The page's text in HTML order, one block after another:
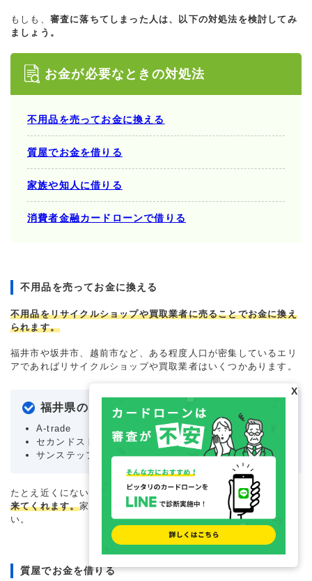
もしも、 審査に落ちてしまった人は、以下の対処法を検討してみ
ましょう。
お金が必要なときの対処法
不用品を売ってお金に換える
質屋でお金を借りる
家族や知人に借りる
消費者金融カードローンで借りる
不用品を売ってお金に換える
不用品をリサイクルショップや買取業者に売ることでお金に換え
られます。
福井市や坂井市、越前市など、ある程度人口が密集しているエリ
アであればリサイクルショップや買取業者はいくつかあります。
福井県のリサイクルショップ例
A-trade
セカンドストリート 坂井春江店
サンステップ福井本店
たとえ近くにない場合でも、 出張買取を依頼すれば家まで買取に
来てくれます。家に売れるものがある場合はぜひ活用してくださ
い。
質屋でお金を借りる
X